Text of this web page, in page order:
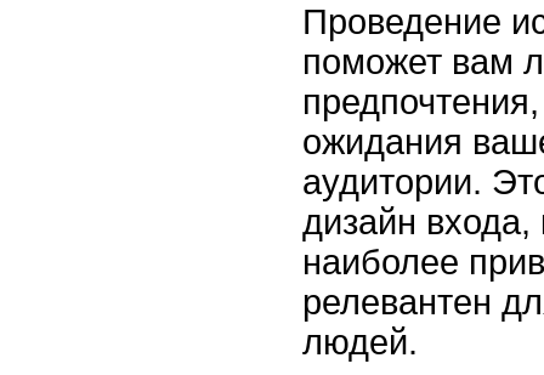
Проведение
поможет вам
ожидания
аудитории.
дизайн входа,
наиболее
релевантен
людей.